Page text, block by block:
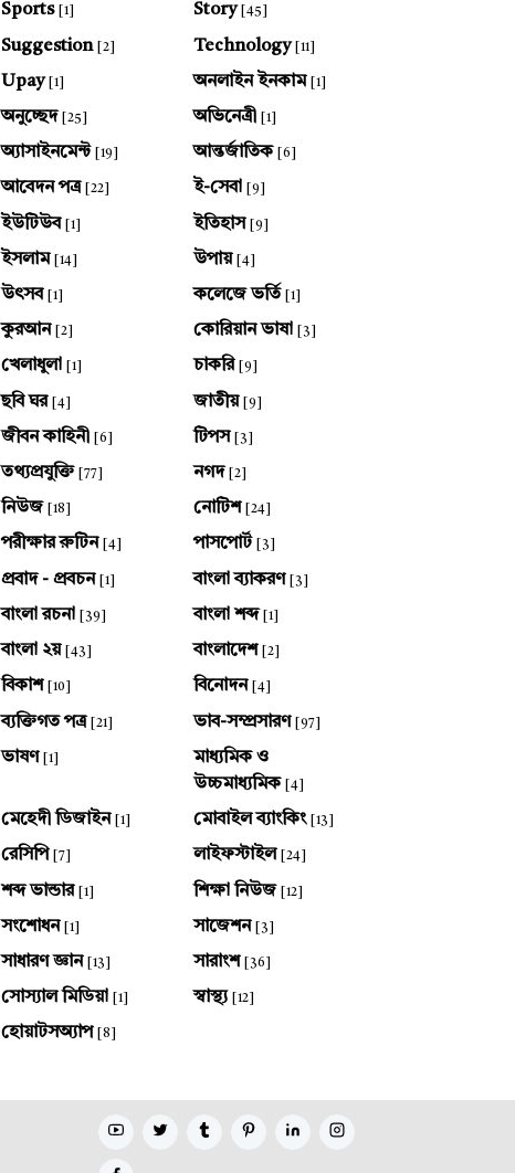
Sports [1] Story [45]
Suggestion [2] Technology [11]
Upay [1] অনলাইন ইনকাম [1]
অনুচ্ছেদ [25] অভিনেত্রী [1]
অ্যাসাইনমেন্ট [19] আন্তর্জাতিক [6]
আবেদন পত্র [22] ই-সেবা [9]
ইউটিউব [1] ইতিহাস [9]
ইসলাম [14] উপায় [4]
উৎসব [1] কলেজে ভর্তি [1]
কুরআন [2] কোরিয়ান ভাষা [3]
খেলাধুলা [1] চাকরি [9]
ছবি ঘর [4] জাতীয় [9]
জীবন কাহিনী [6] টিপস [3]
তথ্যপ্রযুক্তি [77] নগদ [2]
নিউজ [18] নোটিশ [24]
পরীক্ষার রুটিন [4] পাসপোর্ট [3]
প্রবাদ - প্রবচন [1] বাংলা ব্যাকরণ [3]
বাংলা রচনা [39] বাংলা শব্দ [1]
বাংলা ২য় [43] বাংলাদেশ [2]
বিকাশ [10] বিনোদন [4]
ব্যক্তিগত পত্র [21] ভাব-সম্প্রসারণ [97]
ভাষণ [1]
মাধ্যমিক ও
উচ্চমাধ্যমিক
[4]
মেহেদী ডিজাইন [1] মোবাইল ব্যাংকিং [13]
রেসিপি [7] লাইফস্টাইল [24]
শব্দ ভান্ডার [1] শিক্ষা নিউজ [12]
সংশোধন [1] সাজেশন [3]
সাধারণ জ্ঞান [13] সারাংশ [36]
সোস্যাল মিডিয়া [1] স্বাস্থ্য [12]
হোয়াটসঅ্যাপ [8]